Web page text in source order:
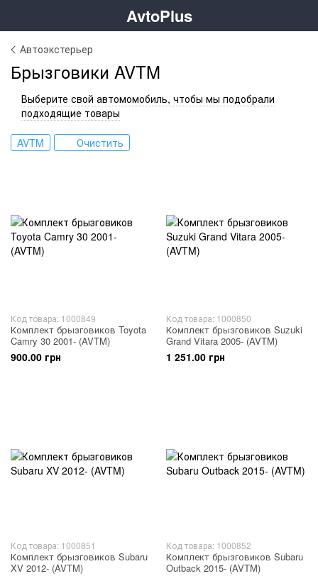
AvtoPlus
Автоэкстерьер
Брызговики AVTM
Выберите свой автомомобиль, чтобы мы подобрали
подходящие товары
AVTM Очистить
Код товара: 1000849
Комплект брызговиков Toyota
Camry 30 2001- (AVTM)
900.00 грн
Код товара: 1000850
Комплект брызговиков Suzuki
Grand Vitara 2005- (AVTM)
1 251.00 грн
Код товара: 1000851
Комплект брызговиков Subaru
XV 2012- (AVTM)
Код товара: 1000852
Комплект брызговиков Subaru
Outback 2015- (AVTM)